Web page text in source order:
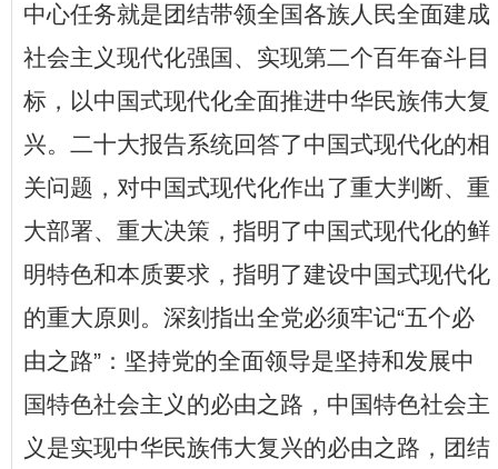
中心任务就是团结带领全国各族人民全面建成
社会主义现代化强国、实现第二个百年奋斗目
标，以中国式现代化全面推进中华民族伟大复
兴。二十大报告系统回答了中国式现代化的相
关问题，对中国式现代化作出了重大判断、重
大部署、重大决策，指明了中国式现代化的鲜
明特色和本质要求，指明了建设中国式现代化
的重大原则。深刻指出全党必须牢记“五个必
由之路” ：坚持党的全面领导是坚持和发展中
国特色社会主义的必由之路，中国特色社会主
义是实现中华民族伟大复兴的必由之路，团结